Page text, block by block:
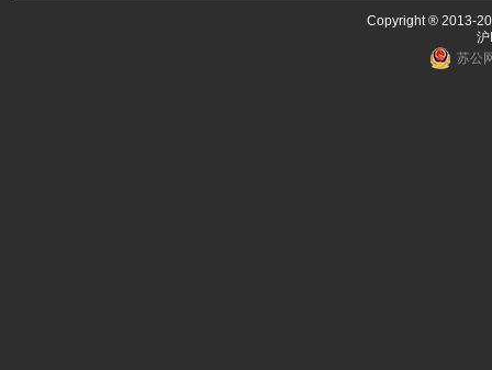
Copyright ® 2013-
苏公